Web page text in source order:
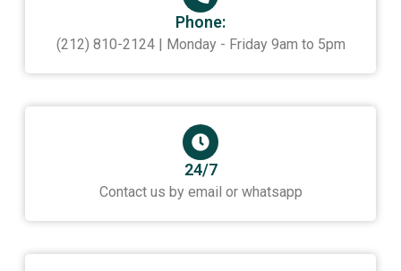
Phone:
(212) 810-2124 | Monday - Friday 9am to 5pm
24/7
Contact us by email or whatsapp